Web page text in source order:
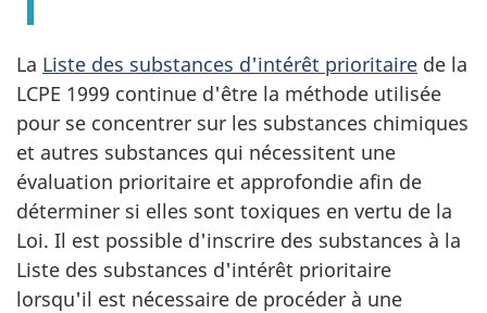
La Liste des substances d'intérêt prioritaire de la
LCPE 1999 continue d'être la méthode utilisée
pour se concentrer sur les substances chimiques
et autres substances qui nécessitent une
évaluation prioritaire et approfondie afin de
déterminer si elles sont toxiques en vertu de la
Loi. Il est possible d'inscrire des substances à la
Liste des substances d'intérêt prioritaire
lorsqu'il est nécessaire de procéder à une